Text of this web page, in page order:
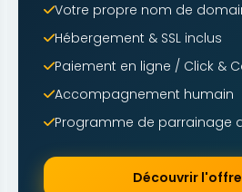
Votre propre nom de
Hébergement & SSL inclus
Paiement en ligne / Click &
Accompagnement humain
Programme de parrainage
Découvrir l'offre